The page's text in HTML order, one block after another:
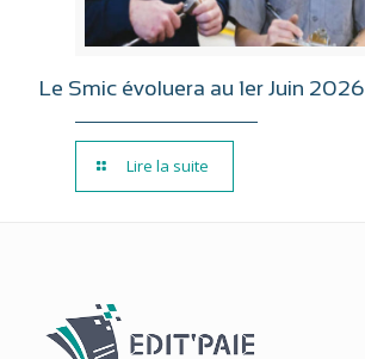
Le Smic évoluera au 1er Juin 2026
Lire la suite